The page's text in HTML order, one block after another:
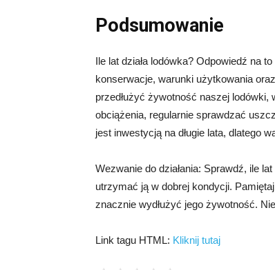
Podsumowanie
Ile lat działa lodówka? Odpowiedź na
konserwacje, warunki użytkowania
przedłużyć żywotność naszej
obciążenia, regularnie sprawdzać
jest inwestycją na długie lata, dlatego
Wezwanie do działania: Sprawdź, ile
utrzymać ją w dobrej kondycji.
znacznie wydłużyć jego żywotność.
Link tagu HTML: Kliknij tutaj